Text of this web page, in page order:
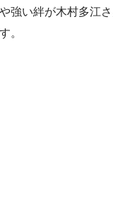
強い絆が木村多江
。